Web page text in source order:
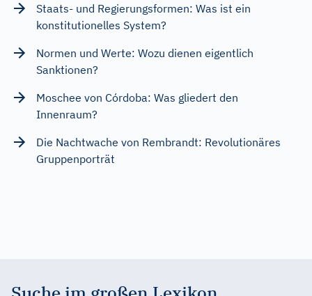
Staats- und Regierungsformen: Was ist ein
konstitutionelles System?
Normen und Werte: Wozu dienen eigentlich
Sanktionen?
Moschee von Córdoba: Was gliedert den
Innenraum?
Die Nachtwache von Rembrandt: Revolutionäres
Gruppenporträt